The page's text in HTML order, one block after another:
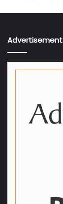
Advertisement